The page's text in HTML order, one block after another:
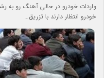
واردات خودرو در حالی آهنگ رو به
خودرو انتظار دارند با تزریق…